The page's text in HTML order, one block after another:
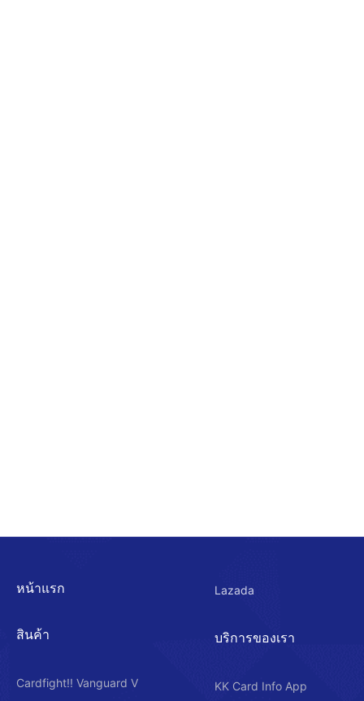
หน้าแรก
สินค้า
Cardfight!! Vanguard V
Lazada
บริการของเรา
KK Card Info App